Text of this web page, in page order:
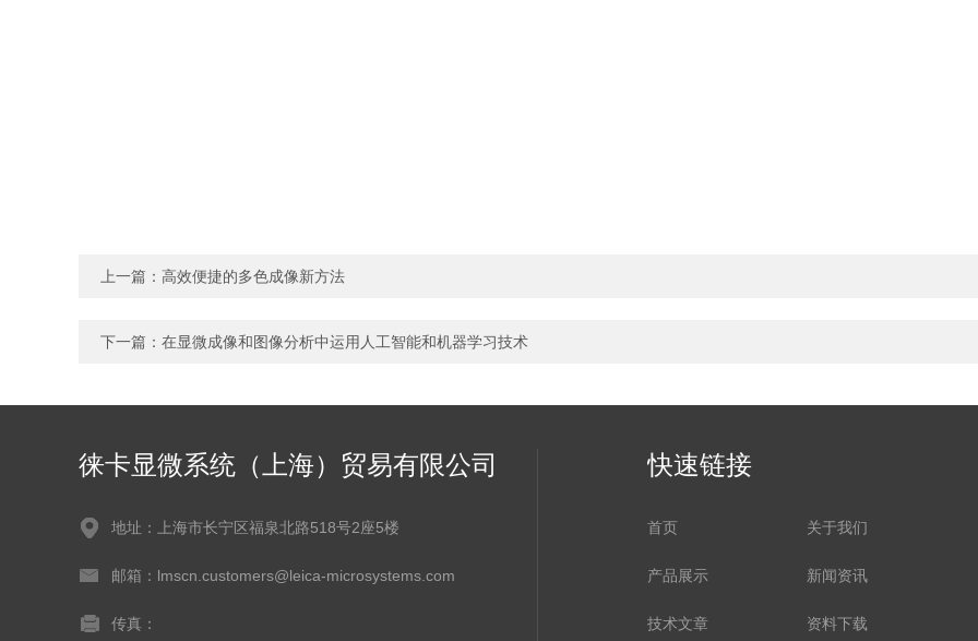
上一篇： 高效便捷的多色成像新方法
下一篇： 在显微成像和图像分析中运用人工智能和机器学习技术
徕卡显微系统（上海）贸易有限公司
地址：上海市长宁区福泉北路518号2座5楼
邮箱：lmscn.customers@leica-microsystems.com
传真：
快速链接
首页 关于我们
产品展示 新闻资讯
技术文章 资料下载